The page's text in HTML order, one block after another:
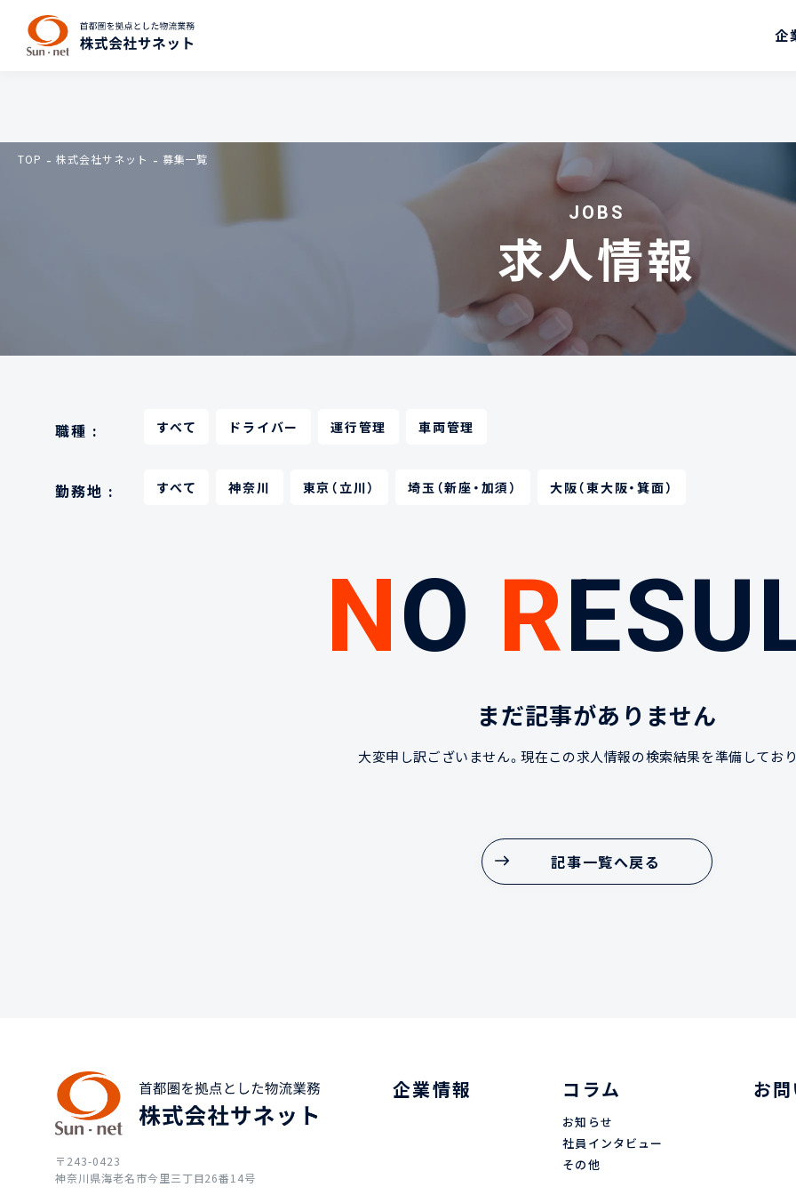
企
TOP 株式会社サネット 募集一覧
JOBS
求人情報
職種 : すべて ドライバー 運行管理 車両管理
勤務地 : すべて 神奈川 東京（立川） 埼玉（新座・加須） 大阪（東大阪・箕面）
NO R
まだ記事がありません
大変申し訳ございません。現在この求人情報の検索結果を準備しており
記事一覧へ戻る
記事一覧へ戻る
〒243-0423
神奈川県海老名市今里三丁目26番14号
企業情報 コラム
お知らせ
社員インタビュー
その他
お